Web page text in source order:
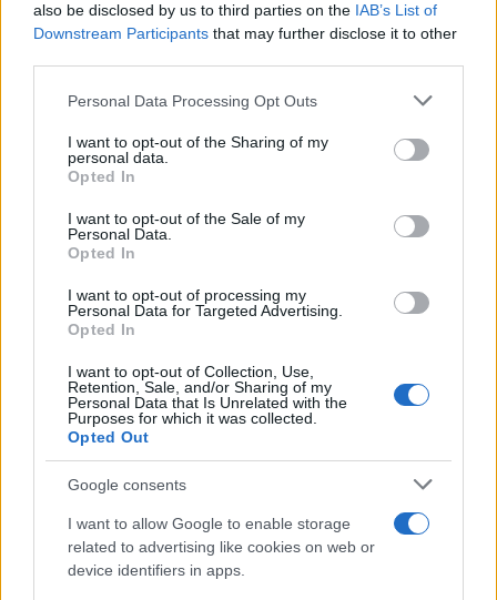
also be disclosed by us to third parties on the IAB’s List of
Downstream Participants that may further disclose it to other
Please note that this website/app uses one or more Google
not limited to your visit or usage behaviour. You may click to
grant or deny consent to Google and its third-party tags to
use your data for below specified purposes in below Google
consent section.
Personal Data Processing Opt Outs
I want to opt-out of the Sharing of my
personal data.
Opted In
I want to opt-out of the Sale of my
Personal Data.
Opted In
I want to opt-out of processing my
Personal Data for Targeted Advertising.
Opted In
I want to opt-out of Collection, Use,
Retention, Sale, and/or Sharing of my
Personal Data that Is Unrelated with the
Purposes for which it was collected.
Opted Out
Google consents
I want to allow Google to enable storage
related to advertising like cookies on web or
device identifiers in apps.
Θα μπορούσε αυτό εν μέρει να αιτιολογηθεί από το
αυτή η διαφορά αυξημένες τιμές στην αντλία ακόμη και
κατά 27%!